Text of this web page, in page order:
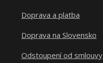
Doprava a platba
Doprava na Slovensko
Odstoupení od smlouvy